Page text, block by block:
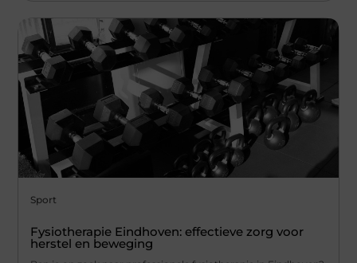
Sport
Fysiotherapie Eindhoven: effectieve zorg voor
herstel en beweging